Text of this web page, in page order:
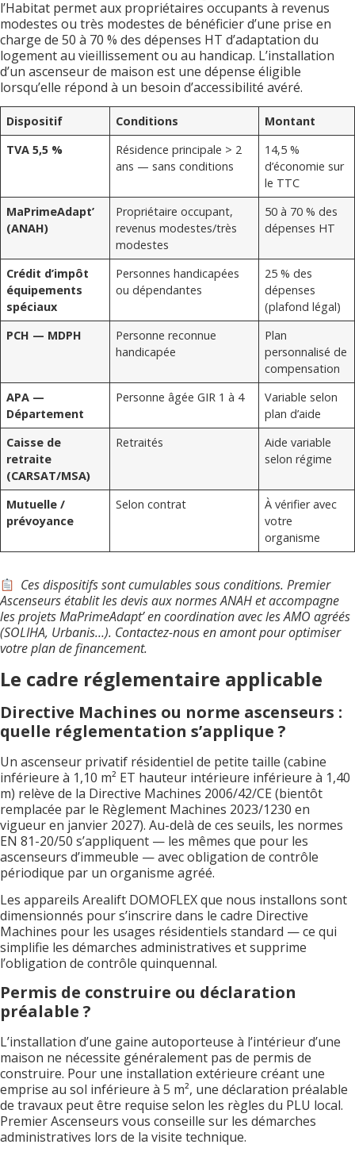
l’Habitat permet aux propriétaires occupants à revenus
modestes ou très modestes de bénéficier d’une prise en
charge de 50 à 70 % des dépenses HT d’adaptation du
logement au vieillissement ou au handicap. L’installation
d’un ascenseur de maison est une dépense éligible
lorsqu’elle répond à un besoin d’accessibilité avéré.
Dispositif Conditions
Montant
TVA 5,5 %
Résidence principale > 2
ans — sans conditions
14,5 %
d’économie sur
le TTC
MaPrimeAdapt’
(ANAH)
Propriétaire occupant,
revenus modestes/très
modestes
50 à 70 % des
dépenses HT
Crédit d’impôt
équipements
spéciaux
Personnes handicapées
ou dépendantes
25 % des
dépenses
(plafond légal)
PCH — MDPH
Personne reconnue
handicapée
Plan
personnalisé de
compensation
APA —
Département
Personne âgée GIR 1 à 4
Variable selon
plan d’aide
Caisse de
retraite
(CARSAT/MSA)
Retraités
Aide variable
selon régime
Mutuelle /
prévoyance
Selon contrat
À vérifier avec
votre
organisme
Ces dispositifs sont cumulables sous conditions. Premier
Ascenseurs établit les devis aux normes ANAH et accompagne
les projets MaPrimeAdapt’ en coordination avec les AMO agréés
(SOLIHA, Urbanis…). Contactez-nous en amont pour optimiser
votre plan de financement.
Le cadre réglementaire applicable
Directive Machines ou norme ascenseurs :
quelle réglementation s’applique ?
Un ascenseur privatif résidentiel de petite taille (cabine
inférieure à 1,10 m² ET hauteur intérieure inférieure à 1,40
m) relève de la Directive Machines 2006/42/CE (bientôt
remplacée par le Règlement Machines 2023/1230 en
vigueur en janvier 2027). Au-delà de ces seuils, les normes
EN 81-20/50 s’appliquent — les mêmes que pour les
ascenseurs d’immeuble — avec obligation de contrôle
périodique par un organisme agréé.
Les appareils Arealift DOMOFLEX que nous installons sont
dimensionnés pour s’inscrire dans le cadre Directive
Machines pour les usages résidentiels standard — ce qui
simplifie les démarches administratives et supprime
l’obligation de contrôle quinquennal.
Permis de construire ou déclaration
préalable ?
L’installation d’une gaine autoporteuse à l’intérieur d’une
maison ne nécessite généralement pas de permis de
construire. Pour une installation extérieure créant une
emprise au sol inférieure à 5 m², une déclaration préalable
de travaux peut être requise selon les règles du PLU local.
Premier Ascenseurs vous conseille sur les démarches
administratives lors de la visite technique.